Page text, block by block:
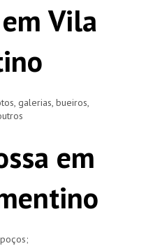
Vila
galerias, bueiros,
em